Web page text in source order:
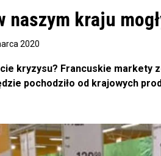
naszym kraju
2020
kryzysu? Francuskie markety
pochodziło od krajowych